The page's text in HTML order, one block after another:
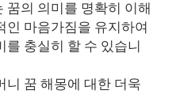
꿈의 의미를 명확히 이해
인 마음가짐을 유지하여
를 충실히 할 수 있습니
니 꿈 해몽에 대한 더욱